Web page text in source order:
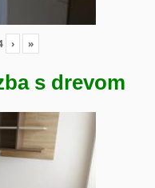
› »
s drevom